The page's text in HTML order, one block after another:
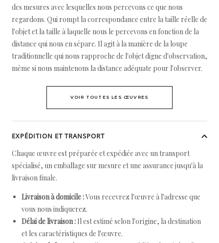
des mesures avec lesquelles nous percevons ce que nous
regardons. Qui rompt la correspondance entre la taille réelle de
l'objet et la taille à laquelle nous le percevons en fonction de la
distance qui nous en sépare. Il agit à la manière de la loupe
traditionnelle qui nous rapproche de l'objet digne d'observation,
même si nous maintenons la distance adéquate pour l'observer.
VOIR TOUTES LES ŒUVRES
EXPÉDITION ET TRANSPORT
Chaque œuvre est préparée et expédiée avec un transport
spécialisé, un emballage sur mesure et une assurance jusqu'à la
livraison finale.
Livraison à domicile :Vous recevrez l'œuvre à l'adresse que
vous nous indiquerez.
Délai de livraison : Il est estimé selon l'origine, la destination
et les caractéristiques de l'œuvre.